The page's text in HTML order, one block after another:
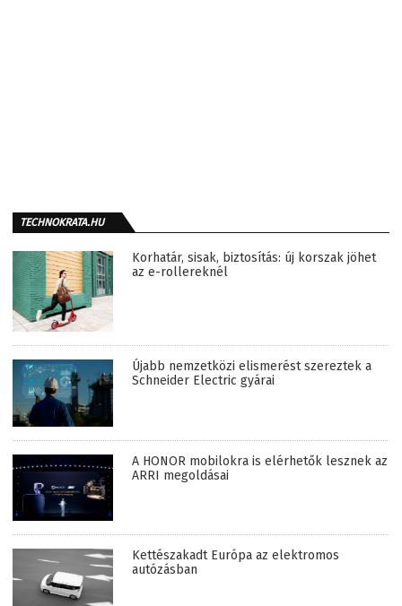
TECHNOKRATA.HU
Korhatár, sisak, biztosítás: új korszak jöhet
az e-rollereknél
Újabb nemzetközi elismerést szereztek a
Schneider Electric gyárai
A HONOR mobilokra is elérhetők lesznek az
ARRI megoldásai
Kettészakadt Európa az elektromos
autózásban